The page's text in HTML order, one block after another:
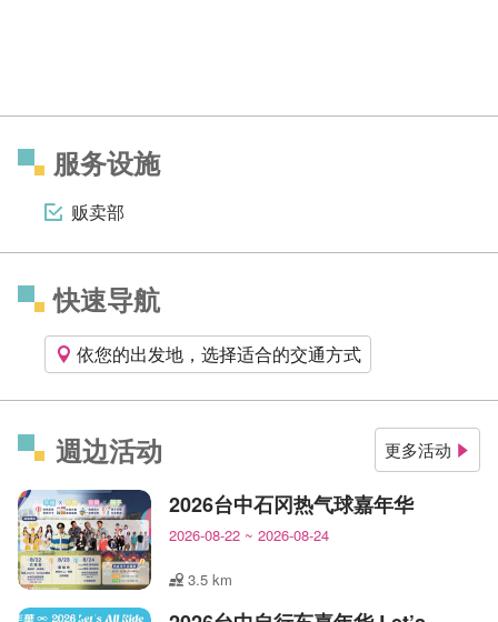
服务设施
贩卖部
快速导航
依您的出发地，选择适合的交通方式
週边活动 更多活动
2026台中石冈热气球嘉年华
2026-08-22 ~ 2026-08-24
3.5 km